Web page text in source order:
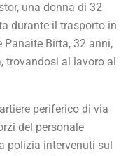
una donna di 32
durante il trasporto in
Panaite Birta, 32 anni,
trovandosi al lavoro al
periferico di via
del personale
polizia intervenuti sul